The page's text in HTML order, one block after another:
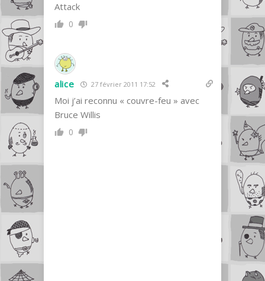
Attack
0
alice 27 février 2011 17:52
Moi j’ai reconnu « couvre-feu » avec
Bruce Willis
0